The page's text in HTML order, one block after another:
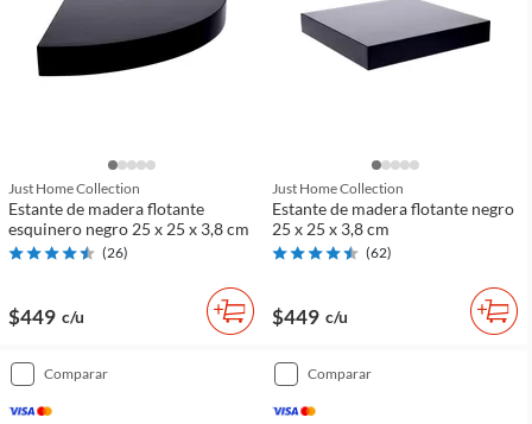
Just Home Collection
Estante de madera flotante
esquinero negro 25 x 25 x 3,8 cm
(26)
$449 c/u
Just Home Collection
Estante de madera flotante negro
25 x 25 x 3,8 cm
(62)
$449 c/u
comparar comparar